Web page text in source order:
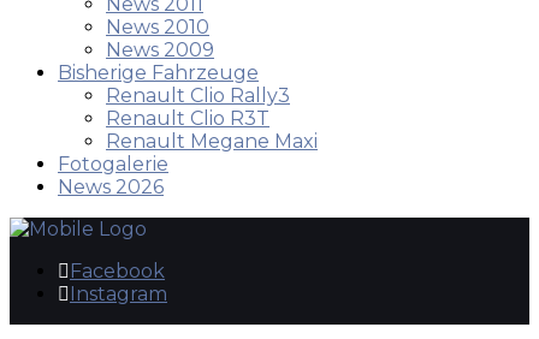
News 2010
News 2009
Bisherige Fahrzeuge
Renault Clio Rally3
Renault Clio R3T
Renault Megane Maxi
Fotogalerie
News 2026
Facebook
Instagram